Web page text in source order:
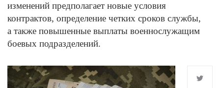
изменений предполагает новые условия
контрактов, определение четких сроков службы,
а также повышенные выплаты военнослужащим
боевых подразделений.